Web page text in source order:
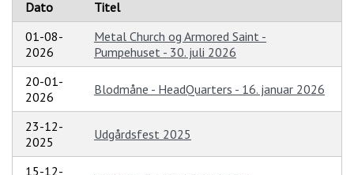
Dato
Titel
01-08-
2026
Metal Church og Armored Saint -
Pumpehuset - 30. juli 2026
20-01-
2026
Blodmåne - HeadQuarters - 16. januar 2026
23-12-
2025
Udgårdsfest 2025
15-12-